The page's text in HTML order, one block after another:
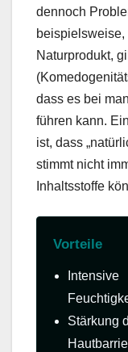
dennoch
Naturprodukt,
dass es bei
führen kann.
ist, dass
stimmt nicht
Inhaltsstoffe
Vorteile
Intensive
Stärkung